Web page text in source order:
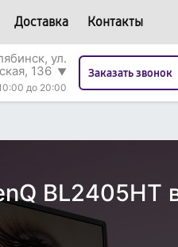
Доставка Контакты
ул.
136 ▼
до 20:00
Заказать звонок
BL2405HT